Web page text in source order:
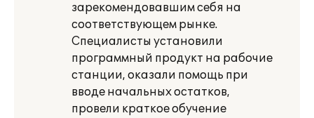
зарекомендовавшим себя на
соответствующем рынке.
Специалисты установили
программный продукт на рабочие
станции, оказали помощь при
вводе начальных остатков,
провели краткое обучение